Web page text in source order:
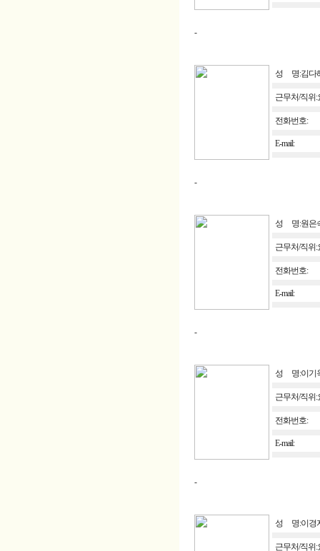
-
성 명:김다
근무처/직위
전화번호:
E-mail:
-
성 명:원은
근무처/직위
전화번호:
E-mail:
-
성 명:이기
근무처/직위
전화번호:
E-mail:
-
성 명:이경
근무처/직위